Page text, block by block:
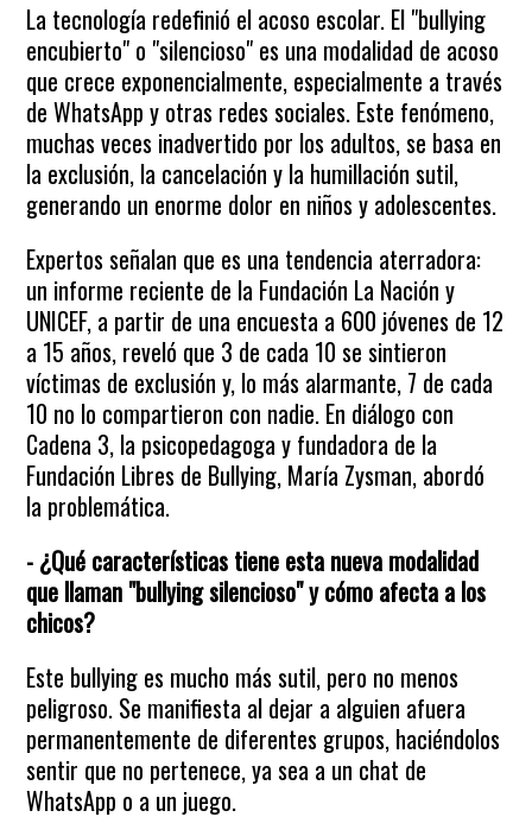
La tecnología redefinió el acoso escolar. El "bullying
encubierto" o "silencioso" es una modalidad de acoso
que crece exponencialmente, especialmente a través
de WhatsApp y otras redes sociales. Este fenómeno,
muchas veces inadvertido por los adultos, se basa en
la exclusión, la cancelación y la humillación sutil,
generando un enorme dolor en niños y adolescentes.
Expertos señalan que es una tendencia aterradora:
un informe reciente de la Fundación La Nación y
UNICEF, a partir de una encuesta a 600 jóvenes de 12
a 15 años, reveló que 3 de cada 10 se sintieron
víctimas de exclusión y, lo más alarmante, 7 de cada
10 no lo compartieron con nadie. En diálogo con
Cadena 3, la psicopedagoga y fundadora de la
Fundación Libres de Bullying, María Zysman, abordó
la problemática.
- ¿Qué características tiene esta nueva modalidad
que llaman "bullying silencioso" y cómo afecta a los
chicos?
Este bullying es mucho más sutil, pero no menos
peligroso. Se manifiesta al dejar a alguien afuera
permanentemente de diferentes grupos, haciéndolos
sentir que no pertenece, ya sea a un chat de
WhatsApp o a un juego.